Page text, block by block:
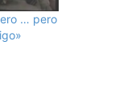
… pero